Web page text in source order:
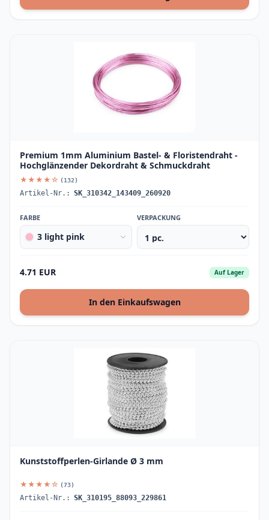
Premium 1mm Aluminium Bastel- & Floristendraht -
Hochglänzender Dekordraht & Schmuckdraht
★★★★☆ (132)
Artikel-Nr.: SK_310342_143409_260920
FARBE
3 light pink
VERPACKUNG
4.71 EUR Auf Lager
In den Einkaufswagen
Kunststoffperlen-Girlande Ø 3 mm
★★★★☆ (73)
Artikel-Nr.: SK_310195_88093_229861